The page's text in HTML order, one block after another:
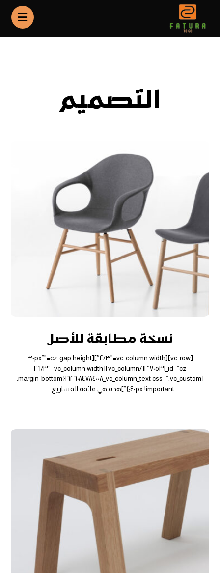
التصميم
نسخة مطابقة للأصل
[vc_row][vc_column width=”٢/٣″][cz_gap height=”٣٠px”
id=”cz_٧٠٥٣١″][/vc_column][vc_column width=”١/٣″]
[vc_column_text css=”.vc_custom_١٦٢٦٠٨٤٧٨٤٠٠٨{margin-bottom:
٤٠px !important;}”]هذه هي قائمة المشاريع ...